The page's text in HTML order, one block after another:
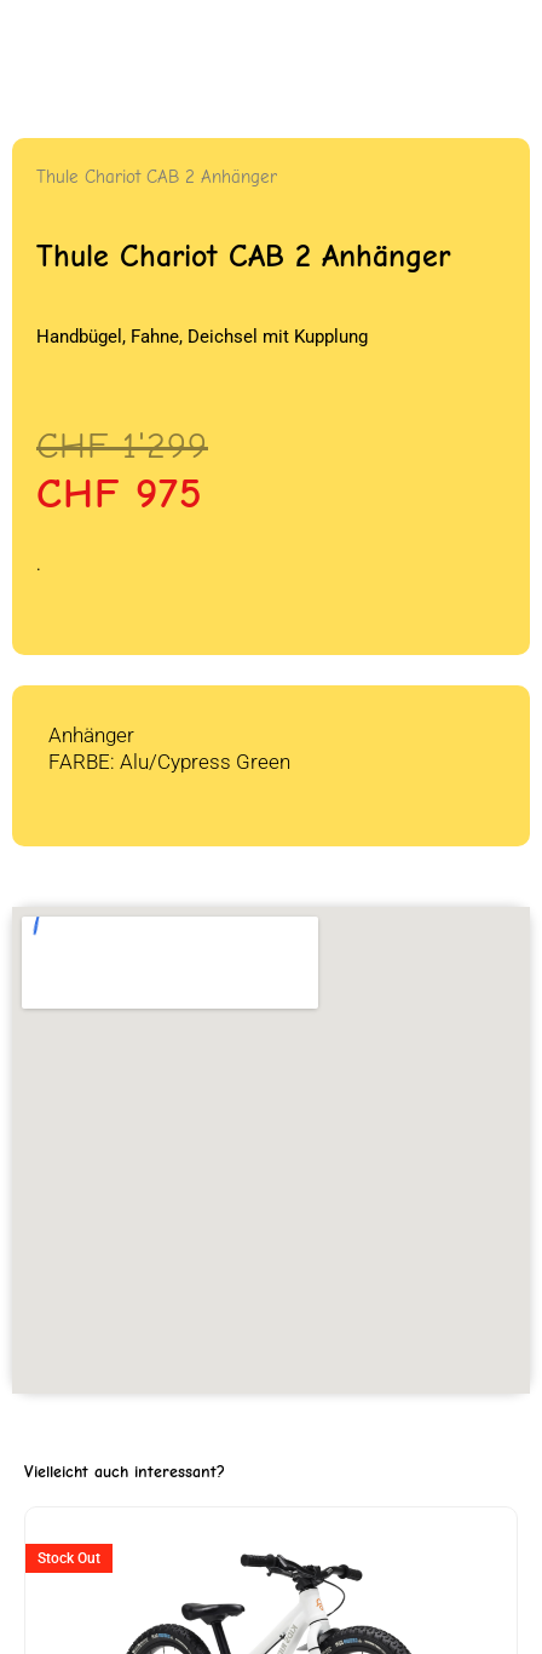
Thule Chariot CAB 2 Anhänger
Thule Chariot CAB 2 Anhänger
Handbügel, Fahne, Deichsel mit Kupplung
CHF1'299
Ursprünglicher
Preis
war:
CHF 1'299
CHF 975
Aktueller
Preis
ist:
CHF 975.
.
Anhänger
FARBE: Alu/Cypress Green
Vielleicht auch interessant?
Stock Out
Preis
war: